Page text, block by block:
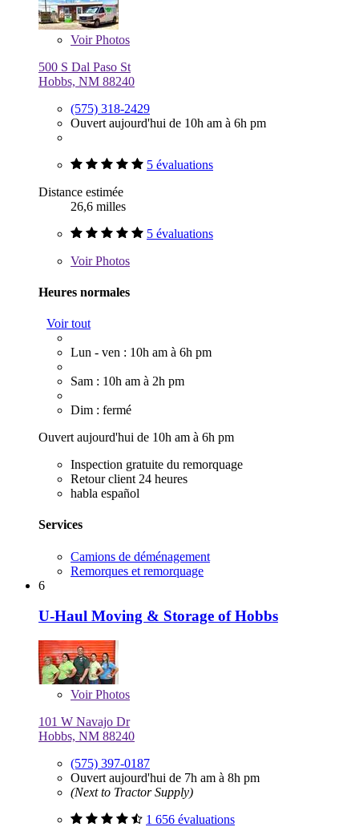
VoirPhotos
500 S Dal Paso St
Hobbs, NM 88240
(575) 318-2429
Ouvert aujourd'hui de 10h am à 6h pm
5 évaluations
Distance estimée
26,6 milles
5 évaluations
VoirPhotos
Heures normales
Voir tout
Lun - ven : 10h am à 6h pm
Sam : 10h am à 2h pm
Dim : fermé
Ouvert aujourd'hui de 10h am à 6h pm
Inspection gratuite du remorquage
Retour client 24 heures
habla español
Services
Camions de déménagement
Remorques et remorquage
6
U-Haul Moving & Storage of Hobbs
VoirPhotos
101 W Navajo Dr
Hobbs, NM 88240
(575) 397-0187
Ouvert aujourd'hui de 7h am à 8h pm
(Next to Tractor Supply)
1 656 évaluations